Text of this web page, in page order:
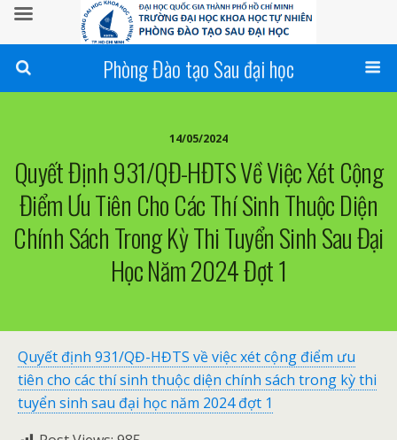
Phòng Đào tạo Sau đại học
14/05/2024
Quyết Định 931/QĐ-HĐTS Về Việc Xét Cộng
Điểm Ưu Tiên Cho Các Thí Sinh Thuộc Diện
Chính Sách Trong Kỳ Thi Tuyển Sinh Sau Đại
Học Năm 2024 Đợt 1
Quyết định 931/QĐ-HĐTS về việc xét cộng điểm ưu
tiên cho các thí sinh thuộc diện chính sách trong kỳ thi
tuyển sinh sau đại học năm 2024 đợt 1